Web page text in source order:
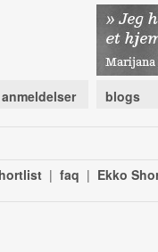
anmeldelser blogs
| faq | Ekko